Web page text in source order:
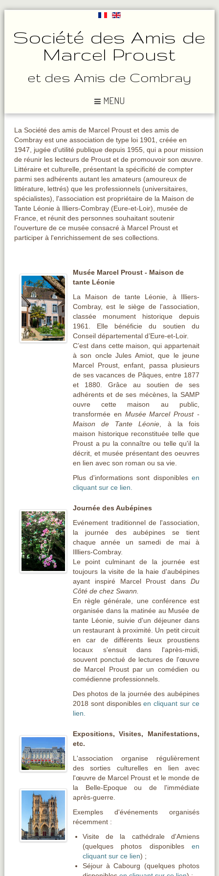
Société des Amis de
Marcel Proust
et des Amis de Combray
MENU
La Société des amis de Marcel Proust et des amis de
Combray est une association de type loi 1901, créée en
1947, jugée d'utilité publique depuis 1955, qui a pour mission
de réunir les lecteurs de Proust et de promouvoir son œuvre.
Littéraire et culturelle, présentant la spécificité de compter
parmi ses adhérents autant les amateurs (amoureux de
littérature, lettrés) que les professionnels (universitaires,
spécialistes), l'association est propriétaire de la Maison de
Tante Léonie à Illiers-Combray (Eure-et-Loir), musée de
France, et réunit des personnes souhaitant soutenir
l'ouverture de ce musée consacré à Marcel Proust et
participer à l'enrichissement de ses collections.
Musée Marcel Proust - Maison de
tante Léonie
La Maison de tante Léonie, à Illiers-
Combray, est le siège de l'association,
classée monument historique depuis
1961. Elle bénéficie du soutien du
Conseil départemental d’Eure-et-Loir.
C’est dans cette maison, qui appartenait
à son oncle Jules Amiot, que le jeune
Marcel Proust, enfant, passa plusieurs
de ses vacances de Pâques, entre 1877
et 1880. Grâce au soutien de ses
adhérents et de ses mécènes, la SAMP
ouvre cette maison au public,
transformée en Musée Marcel Proust -
Maison de Tante Léonie, à la fois
maison historique reconstituée telle que
Proust a pu la connaître ou telle qu'il la
décrit, et musée présentant des oeuvres
en lien avec son roman ou sa vie.
Plus d'informations sont disponibles en
cliquant sur ce lien.
Journée des Aubépines
Evénement traditionnel de l'association,
la journée des aubépines se tient
chaque année un samedi de mai à
Illliers-Combray.
Le point culminant de la journée est
toujours la visite de la haie d'aubépines
ayant inspiré Marcel Proust dans Du
Côté de chez Swann.
En règle générale, une conférence est
organisée dans la matinée au Musée de
tante Léonie, suivie d'un déjeuner dans
un restaurant à proximité. Un petit circuit
en car de différents lieux proustiens
locaux s'ensuit dans l'après-midi,
souvent ponctué de lectures de l'œuvre
de Marcel Proust par un comédien ou
comédienne professionnels.
Des photos de la journée des aubépines
2018 sont disponiblesen cliquant sur ce
lien.
Expositions, Visites, Manifestations,
etc.
L'association organise régulièrement
des sorties culturelles en lien avec
l'œuvrede Marcel Proust et le monde de
la Belle-Epoque ou de l'immédiate
après-guerre.
Exemples d'événements organisés
récemment :
Visite de la cathédrale d'Amiens
(quelques photos disponibles en
cliquant sur ce lien) ;
Séjour à Cabourg (quelques photos